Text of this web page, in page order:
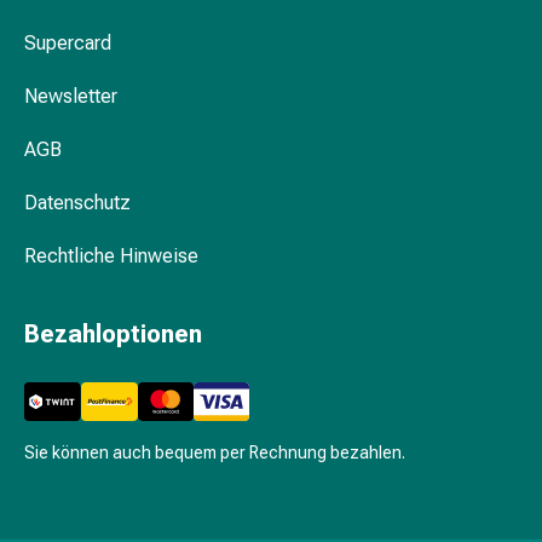
&
Gesichtspflege
Reinigungs-
&
Nachtcreme
Gesichtskuren
Tagescreme
Supercard
Newsletter
AGB
Datenschutz
Rechtliche Hinweise
Bezahloptionen
Sie können auch bequem per Rechnung bezahlen.